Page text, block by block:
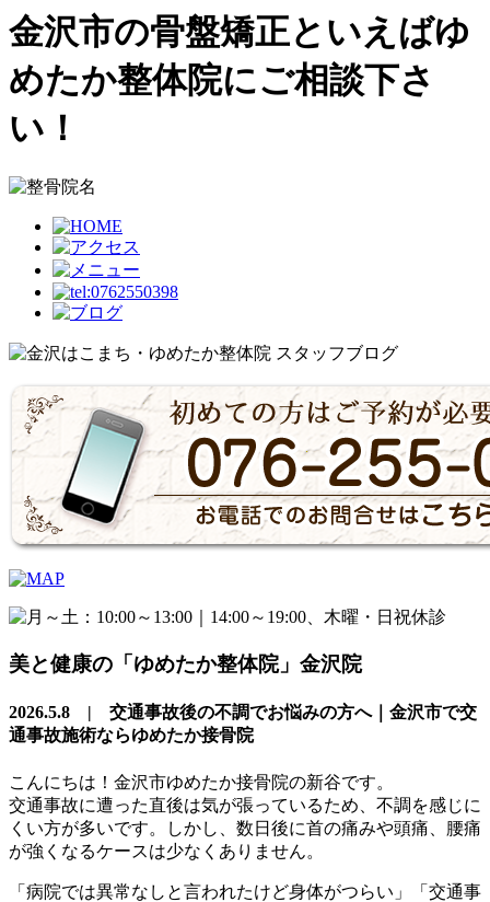
金沢市の骨盤矯正といえばゆ
めたか整体院にご相談下さ
い！
美と健康の「ゆめたか整体院」金沢院
2026.5.8 | 交通事故後の不調でお悩みの方へ｜金沢市で交
通事故施術ならゆめたか接骨院
こんにちは！金沢市ゆめたか接骨院の新谷です。
交通事故に遭った直後は気が張っているため、不調を感じに
くい方が多いです。しかし、数日後に首の痛みや頭痛、腰痛
が強くなるケースは少なくありません。
「病院では異常なしと言われたけど身体がつらい」「交通事